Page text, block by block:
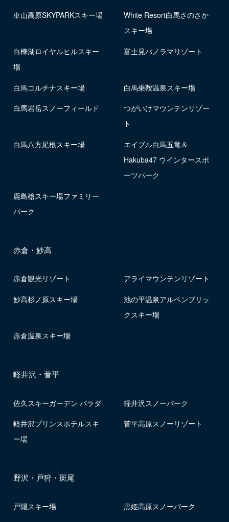
車山高原SKYPARKスキー場
White Resort白馬さのさか
スキー場
白樺湖ロイヤルヒルスキー
場
富士見パノラマリゾート
白馬コルチナスキー場 白馬乗鞍温泉スキー場
白馬岩岳スノーフィールド
つがいけマウンテンリゾー
ト
白馬八方尾根スキー場
エイブル白馬五竜＆
Hakuba47 ウインタースポ
ーツパーク
鹿島槍スキー場ファミリー
パーク
赤倉・妙高
赤倉観光リゾート アライマウンテンリゾート
妙高杉ノ原スキー場
池の平温泉アルペンブリッ
クスキー場
赤倉温泉スキー場
軽井沢・菅平
佐久スキーガーデン パラダ 軽井沢スノーパーク
軽井沢プリンスホテルスキ
ー場
菅平高原スノーリゾート
野沢・戸狩・斑尾
戸隠スキー場 黒姫高原スノーパーク